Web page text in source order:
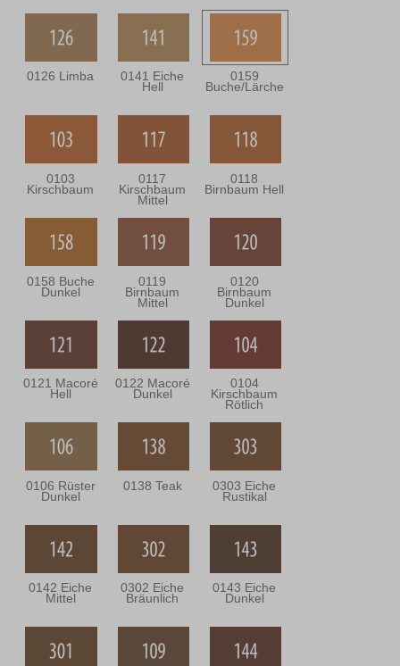
0126 Limba 0141 Eiche
Hell
0159
Buche/Lärche
0103
Kirschbaum
0117
Kirschbaum
Mittel
0118
Birnbaum Hell
0158 Buche
Dunkel
0119
Birnbaum
Mittel
0120
Birnbaum
Dunkel
0121 Macoré
Hell
0122 Macoré
Dunkel
0104
Kirschbaum
Rötlich
0106 Rüster
Dunkel
0138 Teak 0303 Eiche
Rustikal
0142 Eiche
Mittel
0302 Eiche
Bräunlich
0143 Eiche
Dunkel